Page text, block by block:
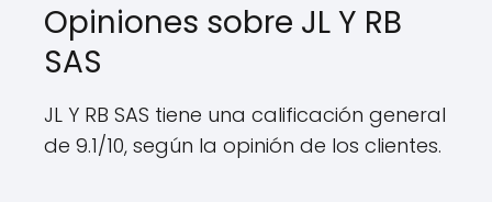
Opiniones sobre JL Y RB
SAS
JL Y RB SAS tiene una calificación general
de 9.1/10, según la opinión de los clientes.